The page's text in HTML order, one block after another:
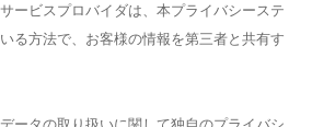
ービスプロバイダは、本プライバシーステ
る方法で、お客様の情報を第三者と共有す